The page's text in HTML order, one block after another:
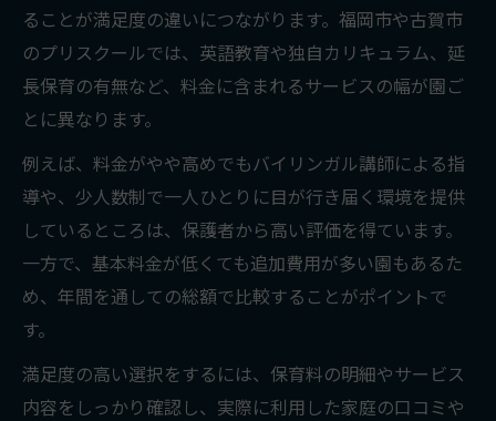
ることが満足度の違いにつながります。福岡市や古賀市
のプリスクールでは、英語教育や独自カリキュラム、延
長保育の有無など、料金に含まれるサービスの幅が園ご
とに異なります。
例えば、料金がやや高めでもバイリンガル講師による指
導や、少人数制で一人ひとりに目が行き届く環境を提供
しているところは、保護者から高い評価を得ています。
一方で、基本料金が低くても追加費用が多い園もあるた
め、年間を通しての総額で比較することがポイントで
す。
満足度の高い選択をするには、保育料の明細やサービス
内容をしっかり確認し、実際に利用した家庭の口コミや